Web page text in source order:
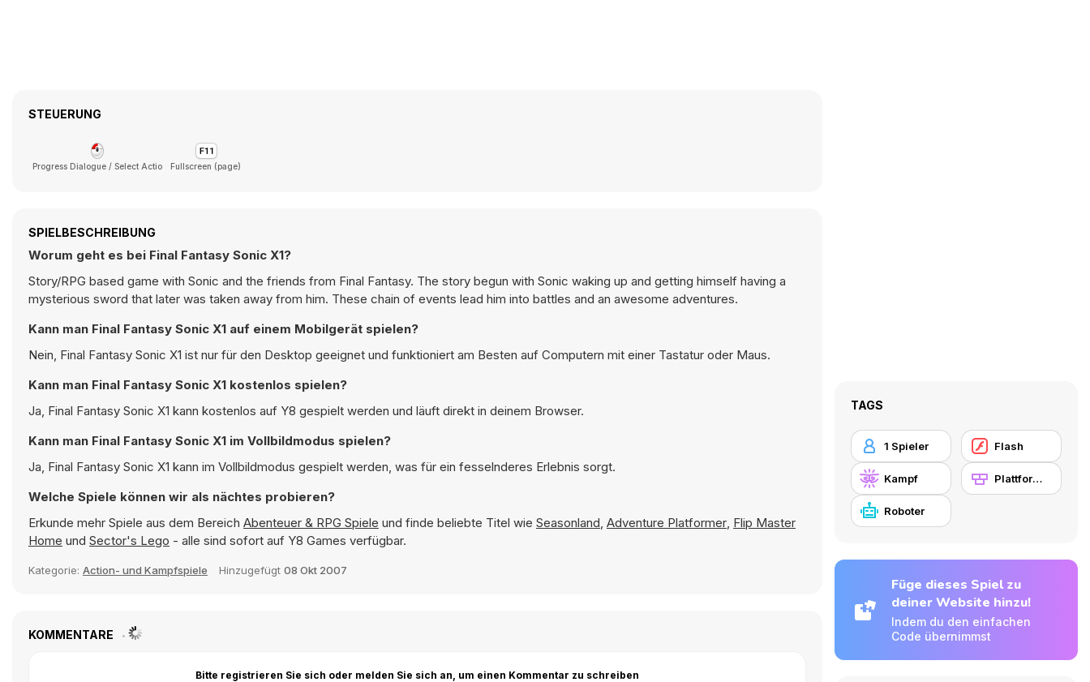
STEUERUNG
Progress Dialogue / Select Actio Fullscreen (page)
SPIELBESCHREIBUNG
Worum geht es bei Final Fantasy Sonic X1?
Story/RPG based game with Sonic and the friends from Final Fantasy. The story begun with Sonic waking up and getting himself having a
mysterious sword that later was taken away from him. These chain of events lead him into battles and an awesome adventures.
Kann man Final Fantasy Sonic X1 auf einem Mobilgerät spielen?
Nein, Final Fantasy Sonic X1 ist nur für den Desktop geeignet und funktioniert am Besten auf Computern mit einer Tastatur oder Maus.
Kann man Final Fantasy Sonic X1 kostenlos spielen?
Ja, Final Fantasy Sonic X1 kann kostenlos auf Y8 gespielt werden und läuft direkt in deinem Browser.
Kann man Final Fantasy Sonic X1 im Vollbildmodus spielen?
Ja, Final Fantasy Sonic X1 kann im Vollbildmodus gespielt werden, was für ein fesselnderes Erlebnis sorgt.
Welche Spiele können wir als nächtes probieren?
Erkunde mehr Spiele aus dem Bereich Abenteuer & RPG Spiele und finde beliebte Titel wie Seasonland, Adventure Platformer, Flip Master
Home und Sector's Lego - alle sind sofort auf Y8 Games verfügbar.
Kategorie: Action- und Kampfspiele Hinzugefügt 08 Okt 2007
KOMMENTARE
Bitte registrieren Sie sich oder melden Sie sich an, um einen Kommentar zu schreiben
TAGS
1 Spieler Flash
Kampf Plattformen
Roboter
Füge dieses Spiel zu
deiner Website hinzu!
Indem du den einfachen
Code übernimmst